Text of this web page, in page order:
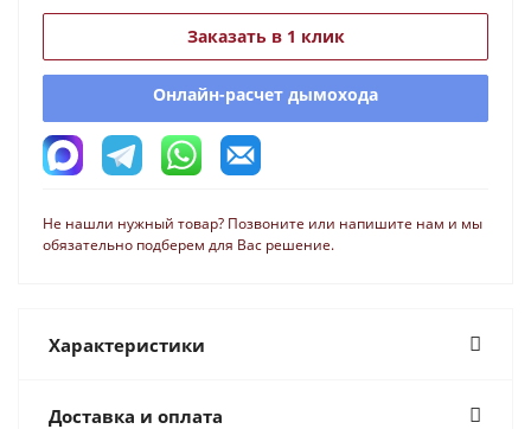
Заказать в 1 клик
Онлайн-расчет дымохода
Не нашли нужный товар? Позвоните или напишите нам и мы
обязательно подберем для Вас решение.
Характеристики
Доставка и оплата